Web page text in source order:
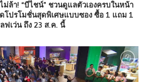
ล้า! “บีไชน์” ชวนดูแลตัวเองครบในหน้า
โปรโมชั่นสุดพิเศษแบบซอง ซื้อ 1 แถม 1
ฟเว่น ถึง 23 ส.ค. นี้